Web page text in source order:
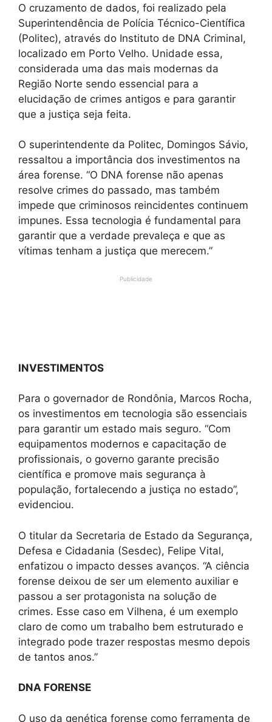
O cruzamento de dados, foi realizado pela
Superintendência de Polícia Técnico-Científica
(Politec), através do Instituto de DNA Criminal,
localizado em Porto Velho. Unidade essa,
considerada uma das mais modernas da
Região Norte sendo essencial para a
elucidação de crimes antigos e para garantir
que a justiça seja feita.
O superintendente da Politec, Domingos Sávio,
ressaltou a importância dos investimentos na
área forense. “O DNA forense não apenas
resolve crimes do passado, mas também
impede que criminosos reincidentes continuem
impunes. Essa tecnologia é fundamental para
garantir que a verdade prevaleça e que as
vítimas tenham a justiça que merecem.”
Publicidade
INVESTIMENTOS
Para o governador de Rondônia, Marcos Rocha,
os investimentos em tecnologia são essenciais
para garantir um estado mais seguro. “Com
equipamentos modernos e capacitação de
profissionais, o governo garante precisão
científica e promove mais segurança à
população, fortalecendo a justiça no estado”,
evidenciou.
O titular da Secretaria de Estado da Segurança,
Defesa e Cidadania (Sesdec), Felipe Vital,
enfatizou o impacto desses avanços. “A ciência
forense deixou de ser um elemento auxiliar e
passou a ser protagonista na solução de
crimes. Esse caso em Vilhena, é um exemplo
claro de como um trabalho bem estruturado e
integrado pode trazer respostas mesmo depois
de tantos anos.”
DNA FORENSE
O uso da genética forense como ferramenta de